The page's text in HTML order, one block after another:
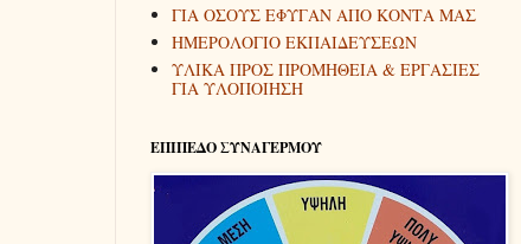
ΓΙΑ ΟΣΟΥΣ ΕΦΥΓΑΝ ΑΠΟ ΚΟΝΤΑ ΜΑΣ
ΗΜΕΡΟΛΟΓΙΟ ΕΚΠΑΙΔΕΥΣΕΩΝ
ΥΛΙΚΑ ΠΡΟΣ ΠΡΟΜΗΘΕΙΑ & ΕΡΓΑΣΙΕΣ
ΓΙΑ ΥΛΟΠΟΙΗΣΗ
ΕΠΙΠΕΔΟ ΣΥΝΑΓΕΡΜΟΥ